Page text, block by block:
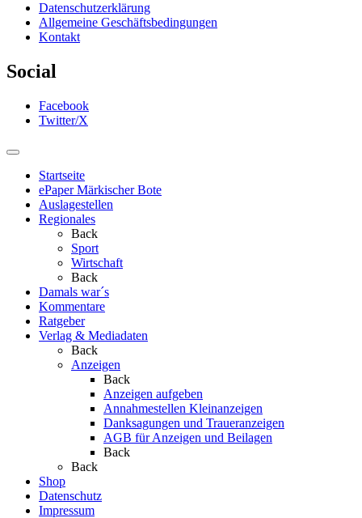
Datenschutzerklärung
Allgemeine Geschäftsbedingungen
Kontakt
Social
Facebook
Twitter/X
Startseite
ePaper Märkischer Bote
Auslagestellen
Regionales
Back
Sport
Wirtschaft
Back
Damals war´s
Kommentare
Ratgeber
Verlag & Mediadaten
Back
Anzeigen
Back
Anzeigen aufgeben
Annahmestellen Kleinanzeigen
Danksagungen und Traueranzeigen
AGB für Anzeigen und Beilagen
Back
Back
Shop
Datenschutz
Impressum